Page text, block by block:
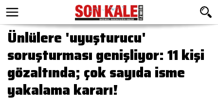
Ünlülere 'uyuşturucu'
soruşturması genişliyor: 11 kişi
gözaltında; çok sayıda isme
yakalama kararı!